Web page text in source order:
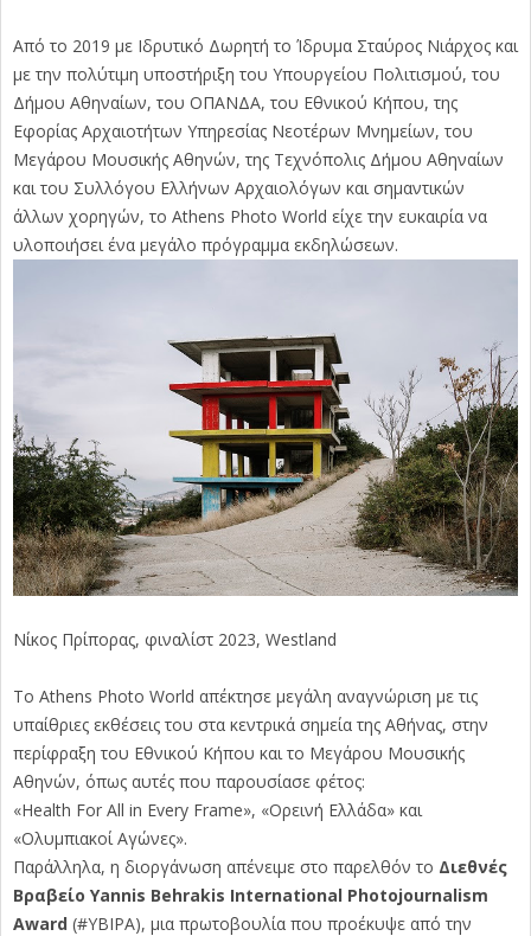
Από το 2019 με Ιδρυτικό Δωρητή το Ίδρυμα Σταύρος Νιάρχος και
με την πολύτιμη υποστήριξη του Υπουργείου Πολιτισμού, του
Δήμου Αθηναίων, του ΟΠΑΝΔΑ, του Εθνικού Κήπου, της
Εφορίας Αρχαιοτήτων Υπηρεσίας Νεοτέρων Μνημείων, του
Μεγάρου Μουσικής Αθηνών, της Τεχνόπολις Δήμου Αθηναίων
και του Συλλόγου Ελλήνων Αρχαιολόγων και σημαντικών
άλλων χορηγών, το Athens Photo World είχε την ευκαιρία να
υλοποιήσει ένα μεγάλο πρόγραμμα εκδηλώσεων.
Νίκος Πρίπορας, φιναλίστ 2023, Westland
Το Athens Photo World απέκτησε μεγάλη αναγνώριση με τις
υπαίθριες εκθέσεις του στα κεντρικά σημεία της Αθήνας, στην
περίφραξη του Εθνικού Κήπου και το Μεγάρου Μουσικής
Αθηνών, όπως αυτές που παρουσίασε φέτος:
«Health For All in Every Frame», «Ορεινή Ελλάδα» και
«Ολυμπιακοί Αγώνες».
Παράλληλα, η διοργάνωση απένειμε στο παρελθόν το Διεθνές
Βραβείο Yannis Behrakis International Photojournalism
Award (#YBIPA), μια πρωτοβουλία που προέκυψε από την